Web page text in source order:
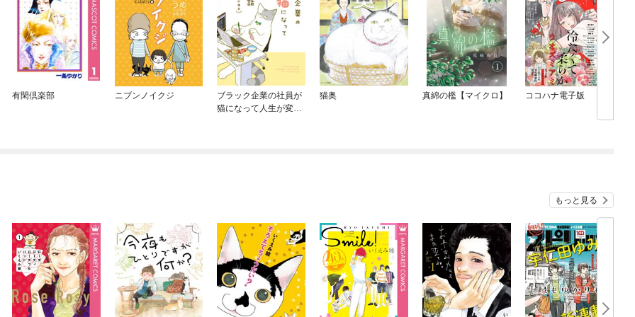
有閑倶楽部 ニブンノイクジ
ブラック企業の社員が
猫になって人生が変わ
猫奥 真綿の檻【マイクロ】 ココハナ電子版
もっと見る